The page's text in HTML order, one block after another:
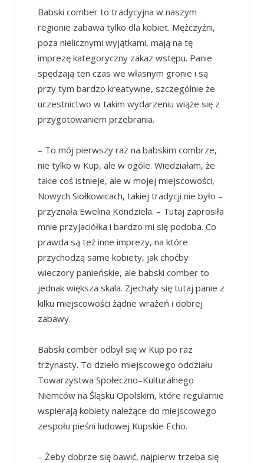
Babski comber to tradycyjna w naszym
regionie zabawa tylko dla kobiet. Mężczyźni,
poza nielicznymi wyjątkami, mają na tę
imprezę kategoryczny zakaz wstępu. Panie
spędzają ten czas we własnym gronie i są
przy tym bardzo kreatywne, szczególnie że
uczestnictwo w takim wydarzeniu wiąże się z
przygotowaniem przebrania.
– To mój pierwszy raz na babskim combrze,
nie tylko w Kup, ale w ogóle. Wiedziałam, że
takie coś istnieje, ale w mojej miejscowości,
Nowych Siołkowicach, takiej tradycji nie było –
przyznała Ewelina Kondziela. – Tutaj zaprosiła
mnie przyjaciółka i bardzo mi się podoba. Co
prawda są też inne imprezy, na które
przychodzą same kobiety, jak choćby
wieczory panieńskie, ale babski comber to
jednak większa skala. Zjechały się tutaj panie z
kilku miejscowości żądne wrażeń i dobrej
zabawy.
Babski comber odbył się w Kup po raz
trzynasty. To dzieło miejscowego oddziału
Towarzystwa Społeczno–Kulturalnego
Niemców na Śląsku Opolskim, które regularnie
wspierają kobiety należące do miejscowego
zespołu pieśni ludowej Kupskie Echo.
– Żeby dobrze się bawić, najpierw trzeba się